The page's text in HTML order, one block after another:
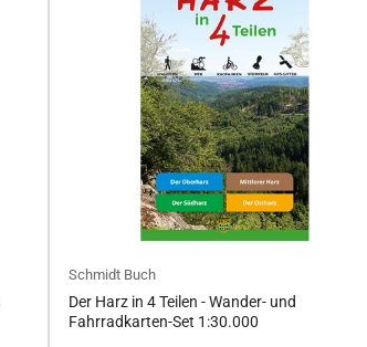
Schmidt Buch
Der Harz in 4 Teilen - Wander- und
Fahrradkarten-Set 1:30.000